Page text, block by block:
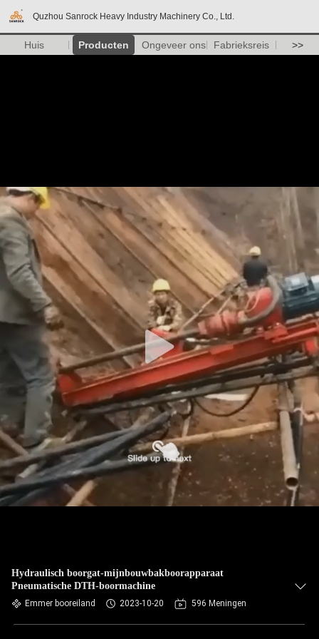
Quzhou Sanrock Heavy Industry Machinery Co., Ltd.
Huis Producten Ongeveer ons Fabrieksreis >>
Hydraulisch boorgat-mijnbouwbakboorapparaat
Pneumatische DTH-boormachine
Emmer booreiland 2023-10-20 596 Meningen